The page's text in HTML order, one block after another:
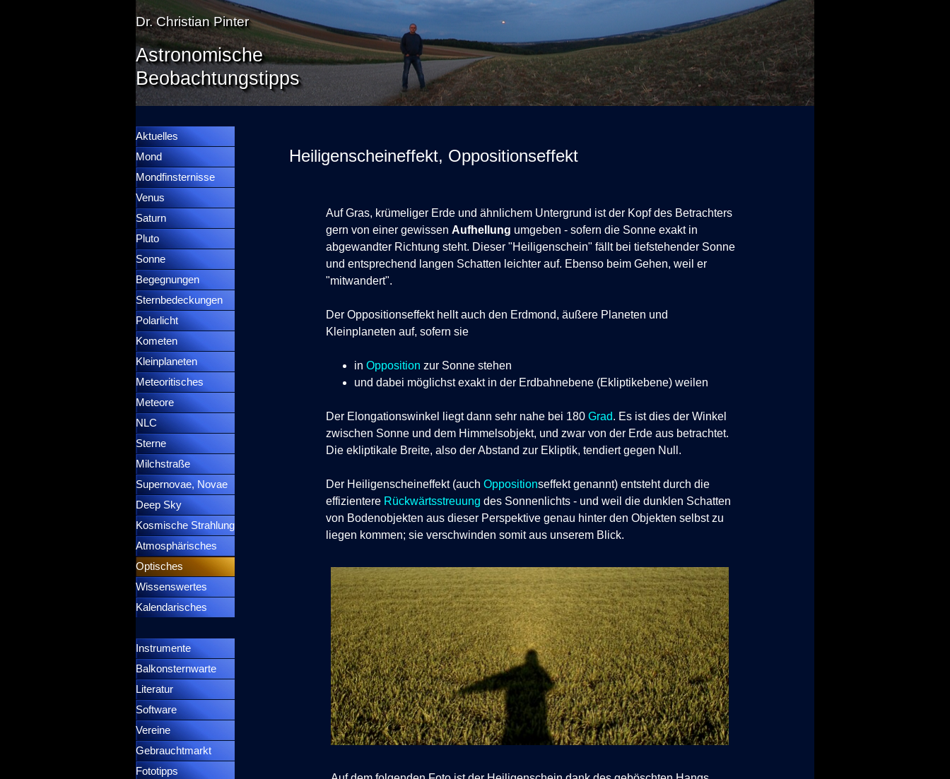
Dr. Christian Pinter
Astronomische
Beobachtungstipps
Aktuelles
Mond
Mondfinsternisse
Venus
Saturn
Pluto
Sonne
Begegnungen
Sternbedeckungen
Polarlicht
Kometen
Kleinplaneten
Meteoritisches
Meteore
NLC
Sterne
Milchstraße
Supernovae, Novae
Deep Sky
Kosmische Strahlung
Atmosphärisches
Optisches
Wissenswertes
Kalendarisches
Instrumente
Balkonsternwarte
Literatur
Software
Vereine
Gebrauchtmarkt
Fototipps
Heiligenscheineffekt, Oppositionseffekt
Auf Gras, krümeliger Erde und ähnlichem Untergrund ist der Kopf des Betrachters
gern von einer gewissen Aufhellung umgeben - sofern die Sonne exakt in
abgewandter Richtung steht. Dieser "Heiligenschein" fällt bei tiefstehender Sonne
und entsprechend langen Schatten leichter auf. Ebenso beim Gehen, weil er
"mitwandert".
Der Oppositionseffekt hellt auch den Erdmond, äußere Planeten und
Kleinplaneten auf, sofern sie
in Opposition zur Sonne stehen
und dabei möglichst exakt in der Erdbahnebene (Ekliptikebene) weilen
Der Elongationswinkel liegt dann sehr nahe bei 180 Grad. Es ist dies der Winkel
zwischen Sonne und dem Himmelsobjekt, und zwar von der Erde aus betrachtet.
Die ekliptikale Breite, also der Abstand zur Ekliptik, tendiert gegen Null.
Der Heiligenscheineffekt (auch Oppositionseffekt genannt) entsteht durch die
effizientere Rückwärtsstreuung des Sonnenlichts - und weil die dunklen Schatten
von Bodenobjekten aus dieser Perspektive genau hinter den Objekten selbst zu
liegen kommen; sie verschwinden somit aus unserem Blick.